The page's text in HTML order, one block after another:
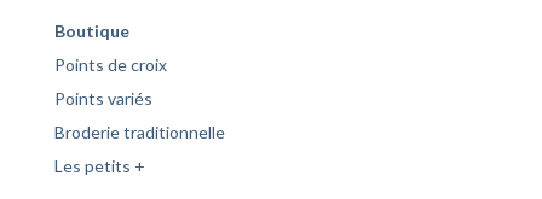
Boutique
Points de croix
Points variés
Broderie traditionnelle
Les petits +